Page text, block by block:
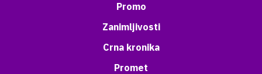
Promo
Zanimljivosti
Crna kronika
Promet